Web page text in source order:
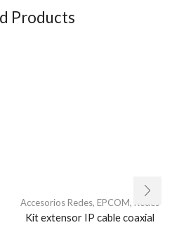
Products
Accesorios Redes, EPCOM, Redes
Kit extensor IP cable coaxial